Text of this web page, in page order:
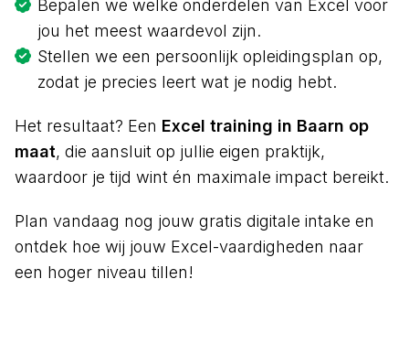
Bepalen we welke onderdelen van Excel voor
jou het meest waardevol zijn.
Stellen we een persoonlijk opleidingsplan op,
zodat je precies leert wat je nodig hebt.
Het resultaat? Een Excel training in Baarn op
maat, die aansluit op jullie eigen praktijk,
waardoor je tijd wint én maximale impact bereikt.
Plan vandaag nog jouw gratis digitale intake en
ontdek hoe wij jouw Excel-vaardigheden naar
een hoger niveau tillen!